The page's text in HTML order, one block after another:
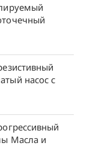
насос с
Масла и